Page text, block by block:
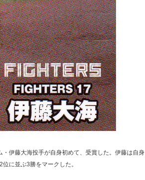
伊藤大海投手が自身初めて、受賞した。伊藤は自身
に並ぶ3勝をマークした。